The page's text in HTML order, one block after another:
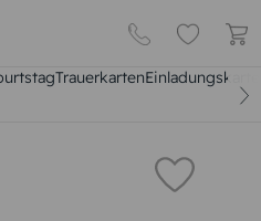
Trauerkarten